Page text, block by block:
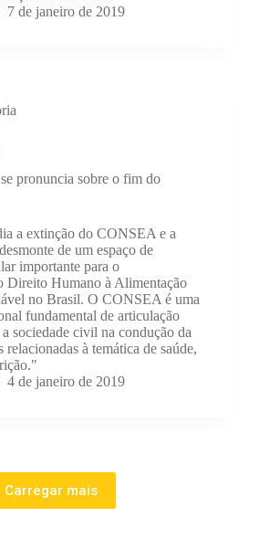
7 de janeiro de 2019
pronuncia sobre o fim do
a extinção do CONSEA e a
de um espaço de
importante para o
Direito Humano à Alimentação
no Brasil. O CONSEA é uma
fundamental de articulação
sociedade civil na condução da
relacionadas à temática de saúde,
4 de janeiro de 2019
Carregar mais